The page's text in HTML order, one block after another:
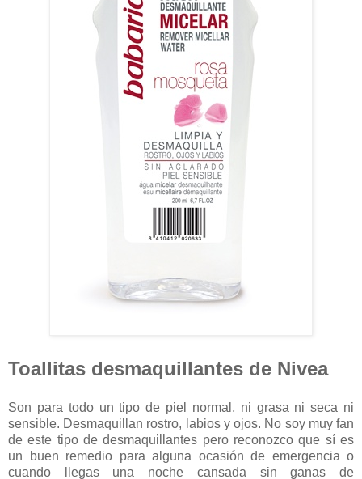
Toallitas desmaquillantes de Nivea
Son para todo un tipo de piel normal, ni grasa ni seca ni
sensible. Desmaquillan rostro, labios y ojos. No soy muy fan
de este tipo de desmaquillantes pero reconozco que sí es
un buen remedio para alguna ocasión de emergencia o
cuando llegas una noche cansada sin ganas de